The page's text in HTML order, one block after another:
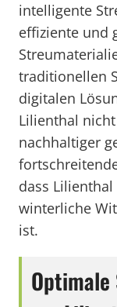
intelligente
effiziente und
traditionellen
digitalen
Lilienthal
nachhaltiger
dass
winterliche
ist.